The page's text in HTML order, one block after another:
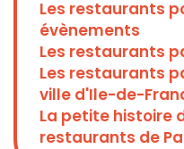
Les restaurants
évènements
Les restaurants
Les restaurants
ville d'Ile-de-
La petite histoire
restaurants de